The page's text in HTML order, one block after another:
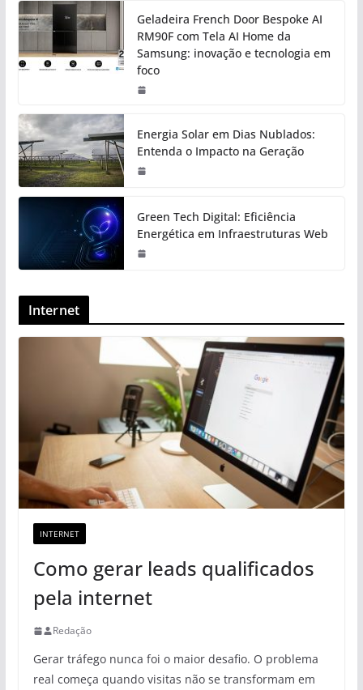
Geladeira French Door Bespoke AI
RM90F com Tela AI Home da
Samsung: inovação e tecnologia em
foco
Energia Solar em Dias Nublados:
Entenda o Impacto na Geração
Green Tech Digital: Eficiência
Energética em Infraestruturas Web
Internet
INTERNET
Como gerar leads qualificados
pela internet
Redação
Gerar tráfego nunca foi o maior desafio. O problema
real começa quando visitas não se transformam em